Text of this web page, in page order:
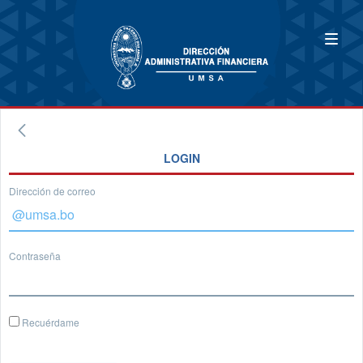
LOGIN
Dirección de correo
Contraseña
Recuérdame